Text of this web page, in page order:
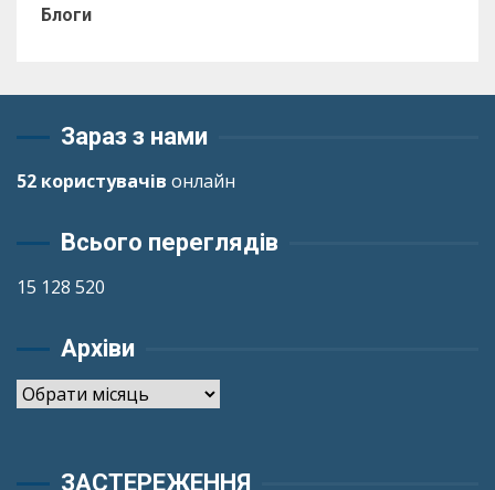
Блоги
Зараз з нами
52 користувачів онлайн
Всього переглядів
15 128 520
Архіви
Архіви
ЗАСТЕРЕЖЕННЯ